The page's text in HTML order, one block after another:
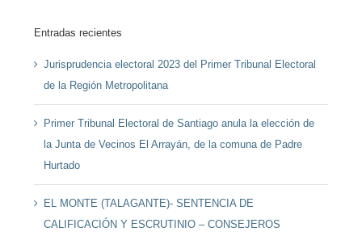
Entradas recientes
Jurisprudencia electoral 2023 del Primer Tribunal Electoral
de la Región Metropolitana
Primer Tribunal Electoral de Santiago anula la elección de
la Junta de Vecinos El Arrayán, de la comuna de Padre
Hurtado
EL MONTE (TALAGANTE)- SENTENCIA DE
CALIFICACIÓN Y ESCRUTINIO – CONSEJEROS